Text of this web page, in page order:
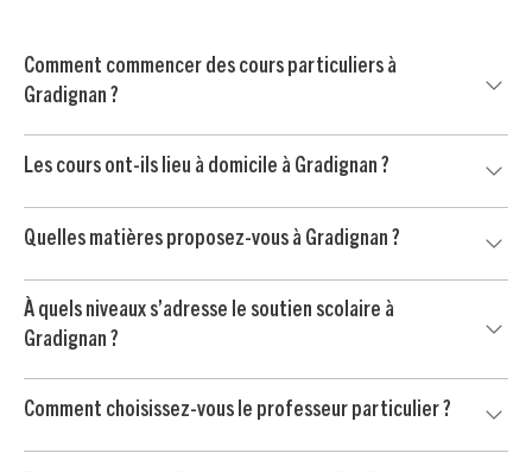
Comment commencer des cours particuliers à
Gradignan ?
avec un conseiller pédagogique. Nous mettons ensuite
votre enfant en relation avec un professeur particulier
soigneusement sélectionné à Gradignan, puis vous
Les cours ont-ils lieu à domicile à Gradignan ?
Gradignan et dans les environs, selon vos disponibilités et
l’organisation de votre famille.
Quelles matières proposez-vous à Gradignan ?
Nous proposons du soutien scolaire dans les matières
principales : mathématiques, français, anglais, physique-
chimie, SVT, histoire-géo, langues et méthodologie.
À quels niveaux s’adresse le soutien scolaire à
Gradignan ?
du collège et du lycée, avec des séances adaptées au
niveau, aux devoirs et aux objectifs de progression.
Comment choisissez-vous le professeur particulier ?